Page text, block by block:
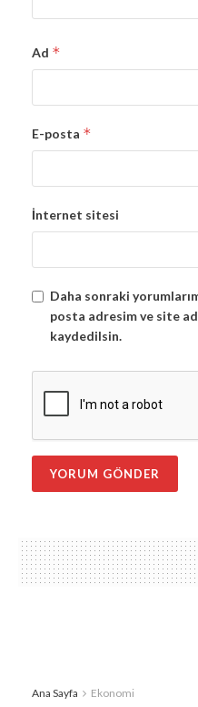
Ad *
E-posta *
İnternet sitesi
Daha sonraki
posta adresim ve site
kaydedilsin.
Ana Sayfa Ekonomi